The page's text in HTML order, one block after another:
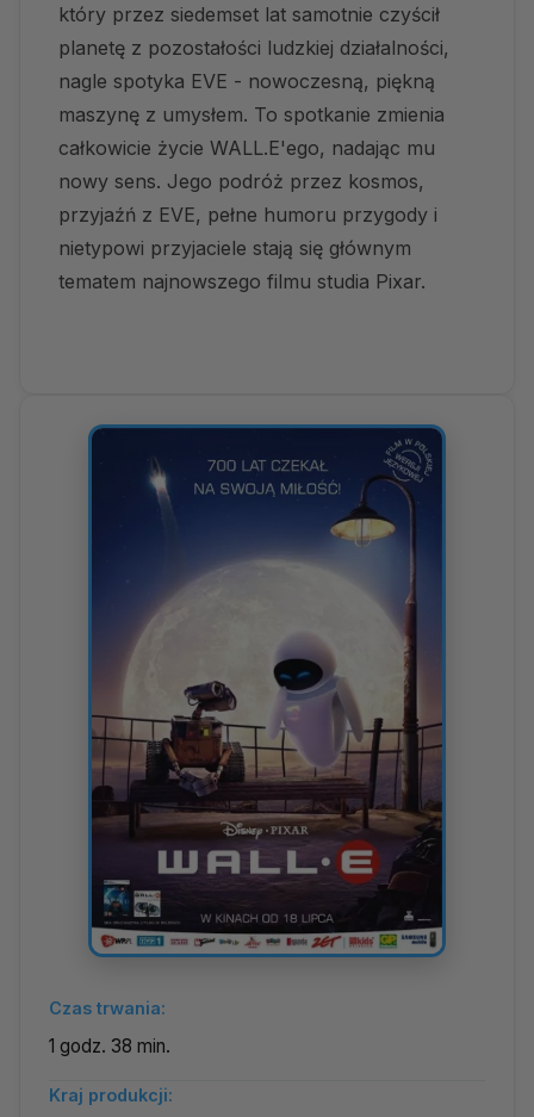
który przez siedemset lat samotnie czyścił
planetę z pozostałości ludzkiej działalności,
nagle spotyka EVE - nowoczesną, piękną
maszynę z umysłem. To spotkanie zmienia
całkowicie życie WALL.E'ego, nadając mu
nowy sens. Jego podróż przez kosmos,
przyjaźń z EVE, pełne humoru przygody i
nietypowi przyjaciele stają się głównym
tematem najnowszego filmu studia Pixar.
Czas trwania:
1 godz. 38 min.
Kraj produkcji: